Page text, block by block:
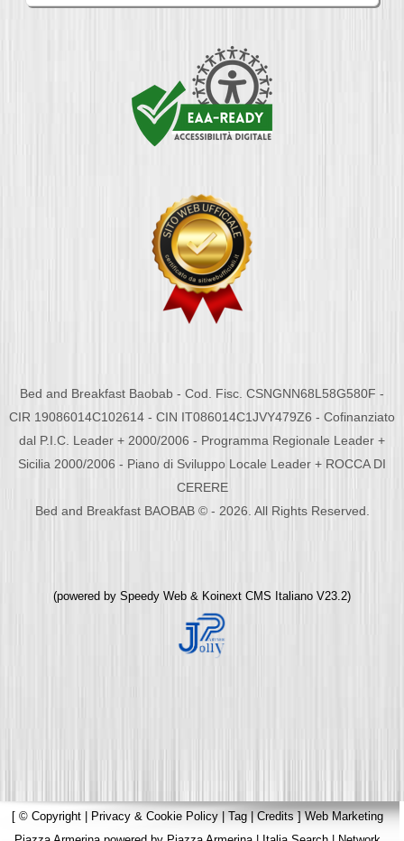
Bed and Breakfast Baobab - Cod. Fisc. CSNGNN68L58G580F -
CIR 19086014C102614 - CIN IT086014C1JVY479Z6 - Cofinanziato
dal P.I.C. Leader + 2000/2006 - Programma Regionale Leader +
Sicilia 2000/2006 - Piano di Sviluppo Locale Leader + ROCCA DI
CERERE
Bed and Breakfast BAOBAB © - 2026. All Rights Reserved.
(powered by Speedy Web & Koinext CMS Italiano V23.2)
[ © Copyright | Privacy & Cookie Policy | Tag|Credits]Web Marketing